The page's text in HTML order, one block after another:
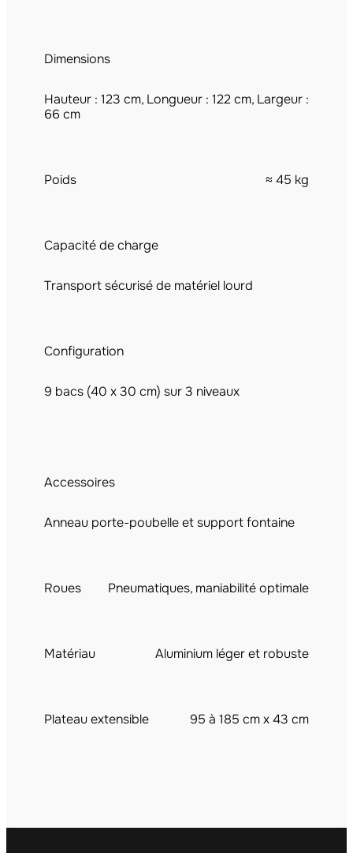
Dimensions
Hauteur : 123 cm, Longueur : 122 cm, Largeur :
66 cm
Poids ≈ 45 kg
Capacité de charge
Transport sécurisé de matériel lourd
Configuration
9 bacs (40 x 30 cm) sur 3 niveaux
Accessoires
Anneau porte-poubelle et support fontaine
Roues Pneumatiques, maniabilité optimale
Matériau Aluminium léger et robuste
Plateau extensible 95 à 185 cm x 43 cm